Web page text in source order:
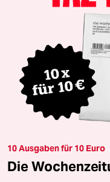
10 Ausgaben für 10 Euro
Die